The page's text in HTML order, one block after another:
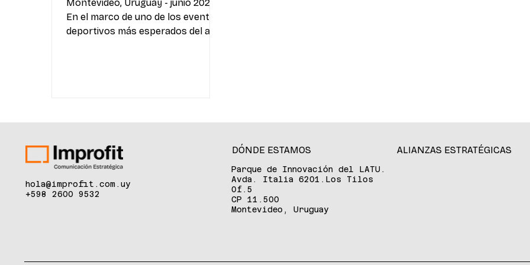
Montevideo, Uruguay - junio 2026.
En el marco de uno de los eventos
deportivos más esperados del año,
La propuesta incluye promociones
en Uruguay, Estados Unidos,
México y Canadá, con beneficios
especiales en gastronomía,
hola@improfit.com.uy
+598 2600 9532
DÓNDE ESTAMOS
Parque de Innovación del LATU.
Avda. Italia 6201.Los Tilos
Of.5
CP 11.500
Montevideo, Uruguay
ALIANZAS ESTRATÉGICAS